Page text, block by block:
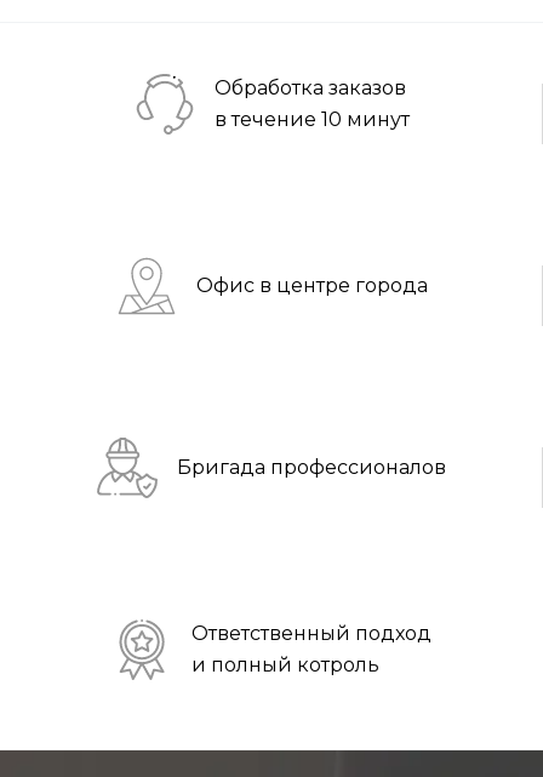
Обработка заказов
в течение 10 минут
Офис в центре города
Бригада профессионалов
Ответственный подход
и полный котроль